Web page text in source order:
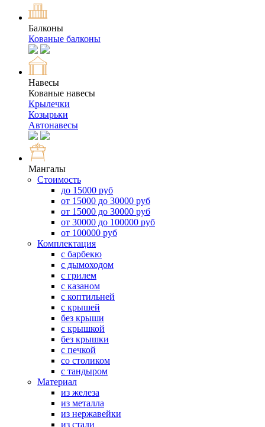
Балконы
Кованые балконы
Навесы
Кованые навесы
Крылечки
Козырьки
Автонавесы
Мангалы
Стоимость
до 15000 руб
от 15000 до 30000 руб
от 15000 до 30000 руб
от 30000 до 100000 руб
от 100000 руб
Комплектация
с барбекю
с дымоходом
с грилем
с казаном
с коптильней
с крышей
без крыши
с крышкой
без крышки
с печкой
со столиком
с тандыром
Материал
из железа
из металла
из нержавейки
из стали